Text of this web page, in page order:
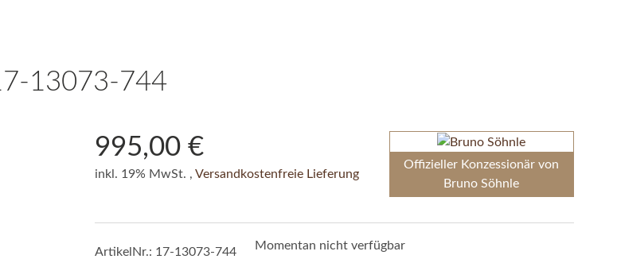
13073-744
995,00 €
inkl. 19% MwSt. , Versandkostenfreie Lieferung
Offizieller Konzessionär von
Bruno Söhnle
ArtikelNr.: 17-13073-744 Momentan nicht verfügbar